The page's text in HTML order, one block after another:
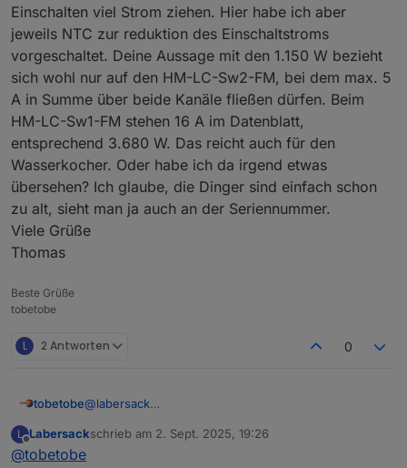
Einschalten viel Strom ziehen. Hier habe ich aber
jeweils NTC zur reduktion des Einschaltstroms
vorgeschaltet. Deine Aussage mit den 1.150 W bezieht
sich wohl nur auf den HM-LC-Sw2-FM, bei dem max. 5
A in Summe über beide Kanäle fließen dürfen. Beim
HM-LC-Sw1-FM stehen 16 A im Datenblatt,
entsprechend 3.680 W. Das reicht auch für den
Wasserkocher. Oder habe ich da irgend etwas
übersehen? Ich glaube, die Dinger sind einfach schon
zu alt, sieht man ja auch an der Seriennummer.
Viele Grüße
Thomas
Beste Grüße
tobetobe
L 2 Antworten 0
tobetobe@labersack
sorry, ich war im Urlaub und danach krank. Verspätet
also herzlichen Dank für deine Bemühungen. Dass 3
L
Offline
Labersackschrieb am 2. Sept. 2025, 19:26
zuletzt editiert von
@tobetobe